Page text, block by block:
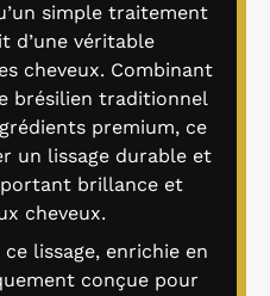
simple traitement
d’une véritable
cheveux. Combinant
brésilien traditionnel
premium, ce
un lissage durable et
brillance et
cheveux.
lissage, enrichie en
conçue pour